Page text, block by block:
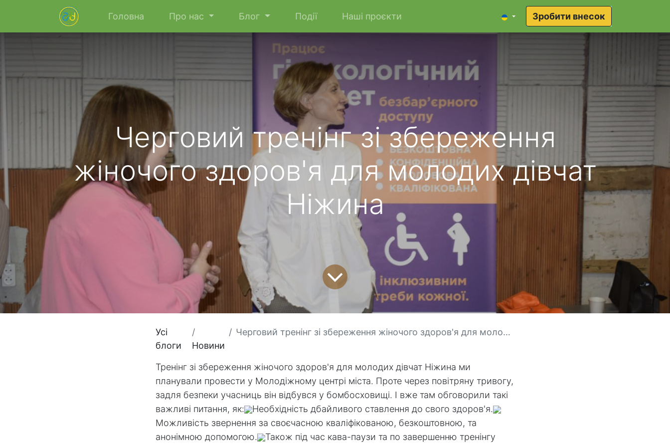
Головна Про нас Блог Події Наші проєкти Зробити внесок
Черговий тренінг зі збереження
жіночого здоров'я для молодих дівчат
Ніжина
Усі
блоги
Новини
Черговий тренінг зі збереження жіночого здоров'я для молодих дівчат Ніжина
Тренінг зі збереження жіночого здоров'я для молодих дівчат Ніжина ми
планували провести у Молодіжному центрі міста. Проте через повітряну тривогу,
задля безпеки учасниць він відбувся у бомбосховищі. І вже там обговорили такі
важливі питання, як:
Необхідність дбайливого ставлення до свого здоров'я.
Можливість звернення за своєчасною кваліфікованою, безкоштовною, та
анонімною допомогою.
Також під час кава-паузи та по завершенню тренінгу